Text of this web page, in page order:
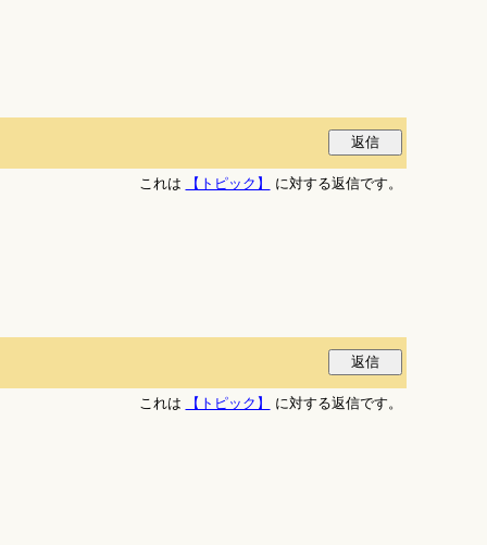
これは
【トピック】 に対する返信です。
これは
【トピック】 に対する返信です。